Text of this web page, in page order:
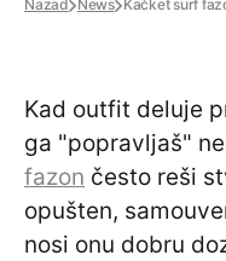
Nazad News Kačket surf
Kad outfit deluje
ga "popravljaš"
fazon često reši
opušten,
nosi onu dobru